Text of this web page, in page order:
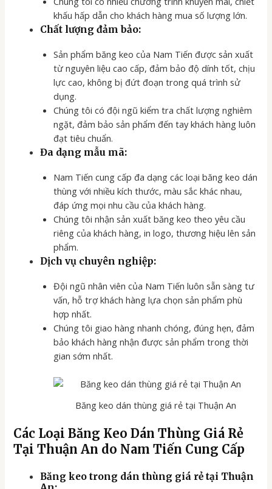
khấu hấp dẫn cho khách hàng mua số lượng lớn.
Chất lượng đảm bảo:
Sản phẩm băng keo của Nam Tiến được sản xuất
từ nguyên liệu cao cấp, đảm bảo độ dính tốt, chịu
lực cao, không bị đứt đoạn trong quá trình sử
dụng.
Chúng tôi có đội ngũ kiểm tra chất lượng nghiêm
ngặt, đảm bảo sản phẩm đến tay khách hàng luôn
đạt tiêu chuẩn.
Đa dạng mẫu mã:
Nam Tiến cung cấp đa dạng các loại băng keo dán
thùng với nhiều kích thước, màu sắc khác nhau,
đáp ứng mọi nhu cầu của khách hàng.
Chúng tôi nhận sản xuất băng keo theo yêu cầu
riêng của khách hàng, in logo, thương hiệu lên sản
phẩm.
Dịch vụ chuyên nghiệp:
Đội ngũ nhân viên của Nam Tiến luôn sẵn sàng tư
vấn, hỗ trợ khách hàng lựa chọn sản phẩm phù
hợp nhất.
Chúng tôi giao hàng nhanh chóng, đúng hẹn, đảm
bảo khách hàng nhận được sản phẩm trong thời
gian sớm nhất.
Băng keo dán thùng giá rẻ tại Thuận An
Các Loại Băng Keo Dán Thùng Giá Rẻ
Tại Thuận An do Nam Tiến Cung Cấp
Băng keo trong dán thùng giá rẻ tại Thuận